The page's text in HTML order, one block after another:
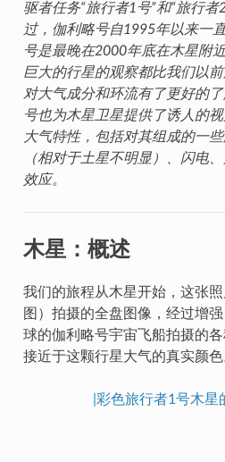
驱者任务“旅行者1号”和“旅行者
过，伽利略号自1995年以来一
号是最晚在2000年底在木星附
巨大的行星的观察都比我们以
对大气成分和环流有了更好的
号也为木星卫星提供了诱人的
大气特性，包括对其组成的一
（相对于土星不明显）、闪电
效应。
木星：概述
我们的旅程从木星开始，这张
图）拍摄的全盘图像，经过增
球的伽利略号宇宙飞船拍摄的
接近于这颗行星大气的真实颜色
|彩色旅行者1号木星